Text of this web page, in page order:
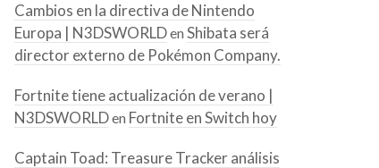
Cambios en la directiva de Nintendo
Europa | N3DSWORLDen Shibata será
director externo de Pokémon Company.
Fortnite tiene actualización de verano |
N3DSWORLDen Fortnite en Switch hoy
Captain Toad: Treasure Tracker análisis